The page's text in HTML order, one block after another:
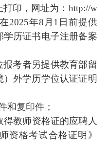
印，网址为：http://w
2025年8月1日前提供
历证书电子注册备案
报考者另提供教育部留
外学历学位认证证明
和复印件；
得教师资格证的应聘人
资格考试合格证明》